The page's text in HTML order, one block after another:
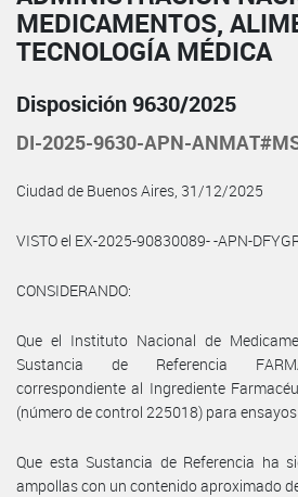
MEDICAMENTOS,
TECNOLOGÍA MÉDICA
Disposición 9630/2025
DI-2025-9630-APN-
Ciudad de Buenos Aires, 31/12/2025
VISTO el EX-2025-90830089- -APN-
CONSIDERANDO:
Que el Instituto Nacional de
Sustancia de Referencia
correspondiente al Ingrediente
(número de control 225018) para
Que esta Sustancia de Referencia ha
ampollas con un contenido aproximado